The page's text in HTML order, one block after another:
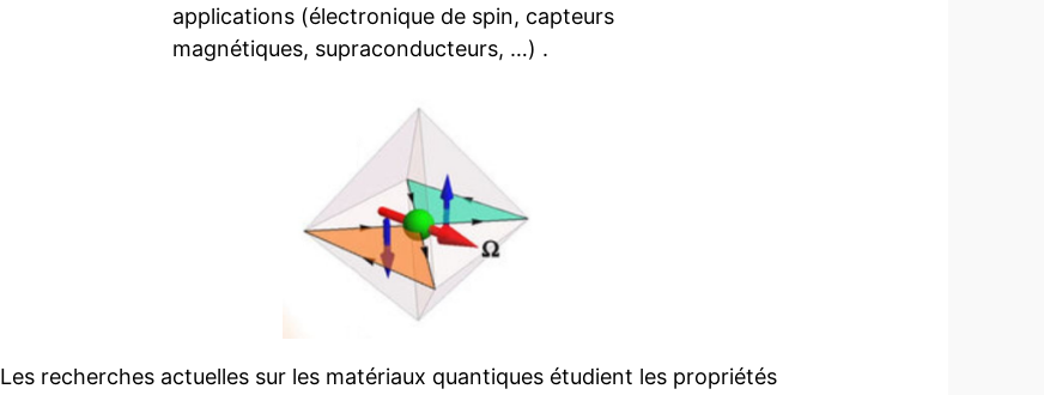
applications (électronique de spin, capteurs
magnétiques, supraconducteurs, …) .
Les recherches actuelles sur les matériaux quantiques étudient les propriétés